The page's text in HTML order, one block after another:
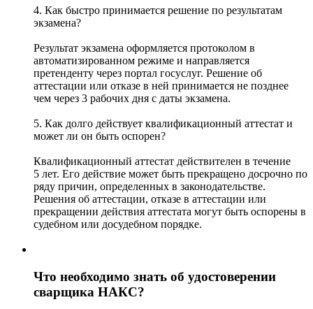
4. Как быстро принимается решение по результатам
экзамена?
Результат экзамена оформляется протоколом в
автоматизированном режиме и направляется
претенденту через портал госуслуг. Решение об
аттестации или отказе в ней принимается не позднее
чем через 3 рабочих дня с даты экзамена.
5. Как долго действует квалификационный аттестат и
может ли он быть оспорен?
Квалификационный аттестат действителен в течение
5 лет. Его действие может быть прекращено досрочно по
ряду причин, определенных в законодательстве.
Решения об аттестации, отказе в аттестации или
прекращении действия аттестата могут быть оспорены в
судебном или досудебном порядке.
Что необходимо знать об удостоверении
сварщика НАКС?